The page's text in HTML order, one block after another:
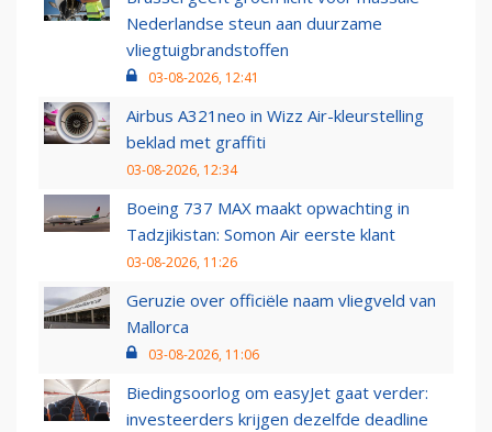
Nederlandse steun aan duurzame
vliegtuigbrandstoffen
03-08-2026, 12:41
Airbus A321neo in Wizz Air-kleurstelling
beklad met graffiti
03-08-2026, 12:34
Boeing 737 MAX maakt opwachting in
Tadzjikistan: Somon Air eerste klant
03-08-2026, 11:26
Geruzie over officiële naam vliegveld van
Mallorca
03-08-2026, 11:06
Biedingsoorlog om easyJet gaat verder:
investeerders krijgen dezelfde deadline